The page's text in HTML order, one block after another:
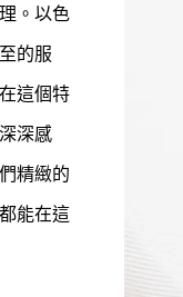
。以色
的服
這個特
深感
精緻的
能在這